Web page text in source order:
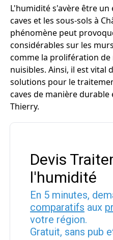
L'humidité s'avère être
caves et les sous-sols à
phénomène peut
considérables sur les
comme la prolifération
nuisibles. Ainsi, il est vital
solutions pour le
caves de manière durable
Thierry.
Devis
l'humidité
En 5 minutes,
comparatifs aux
votre région.
Gratuit, sans pub